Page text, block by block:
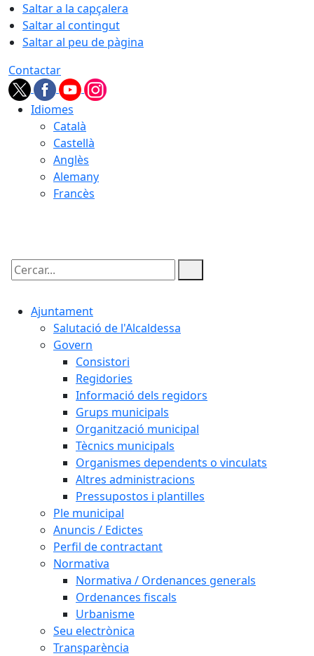
Saltar a la capçalera
Saltar al contingut
Saltar al peu de pàgina
Contactar
Idiomes
Català
Castellà
Anglès
Alemany
Francès
Cercar:
Ajuntament
Salutació de l'Alcaldessa
Govern
Consistori
Regidories
Informació dels regidors
Grups municipals
Organització municipal
Tècnics municipals
Organismes dependents o vinculats
Altres administracions
Pressupostos i plantilles
Ple municipal
Anuncis / Edictes
Perfil de contractant
Normativa
Normativa / Ordenances generals
Ordenances fiscals
Urbanisme
Seu electrònica
Transparència